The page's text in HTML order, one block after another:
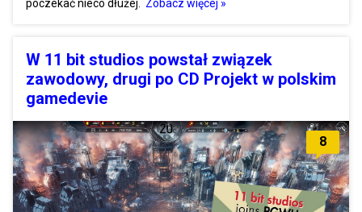
poczekać nieco dłużej.
Zobacz więcej »
W 11 bit studios powstał związek
zawodowy, drugi po CD Projekt w polskim
gamedevie
8